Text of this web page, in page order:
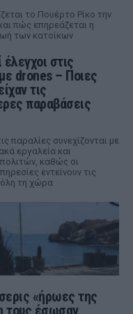
το Πουέρτο Ρίκο την
πώς επηρεάζεται η
των κατοίκων
στις
drones – Ποιες
τις
παραβάσεις
παραλίες συνεχίζονται με
εργαλεία και
καθώς οι
εντείνουν τις
τη χώρα
«ήρωες της
τους έσωσαν